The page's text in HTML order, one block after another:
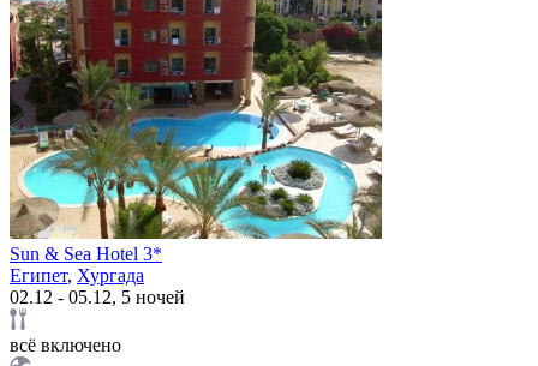
Sun & Sea Hotel 3*
Египет, Хургада
02.12 - 05.12, 5 ночей
всё включено